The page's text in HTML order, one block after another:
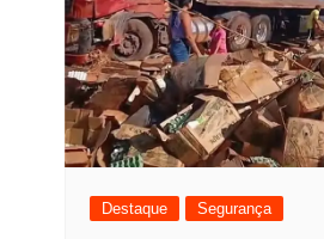
Destaque Segurança